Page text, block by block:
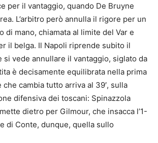
per il vantaggio, quando De Bruyne
L’arbitro però annulla il rigore per un
di mano, chiamata al limite del Var e
il belga. Il Napoli riprende subito il
si vede annullare il vantaggio, siglato da
è decisamente equilibrata nella prima
che cambia tutto arriva al 39′, sulla
difensiva dei toscani: Spinazzola
dietro per Gilmour, che insacca l’1-
di Conte, dunque, quella sullo